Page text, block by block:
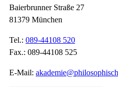
Baierbrunner Straße 27
81379 München
Tel.: 089-44108 520
Fax.: 089-44108 525
E-Mail: